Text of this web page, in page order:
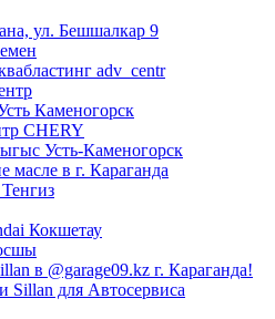
ул. Бешшалкар 9
adv_centr
Каменогорск
CHERY
Усть-Каменогорск
масле в г. Караганда
Кокшетау
в @garage09.kz г. Караганда!
Sillan для Автосервиса